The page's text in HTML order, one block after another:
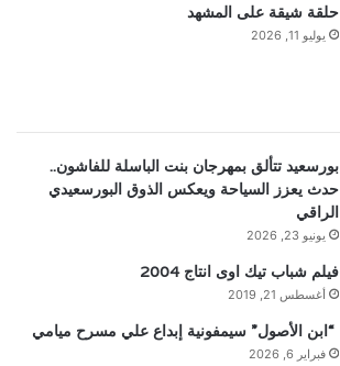
حلقة شيقة على المشهد
يوليو 11, 2026
بورسعيد تتألق بمهرجان بنت الباسلة للفاشون..
حدث يعزز السياحة ويعكس الذوق البورسعيدي
الراقي
يونيو 23, 2026
فيلم شباب تيك اوى انتاج 2004
أغسطس 21, 2019
“ابن الأصول” سيمفونية إبداع علي مسرح ميامي
فبراير 6, 2026